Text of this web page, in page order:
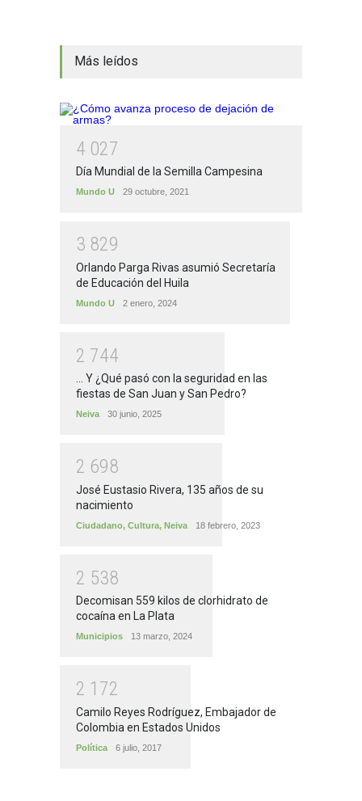
Más leídos
4 027
Día Mundial de la Semilla Campesina
Mundo U 29 octubre, 2021
3 829
Orlando Parga Rivas asumió Secretaría
de Educación del Huila
Mundo U 2 enero, 2024
2 744
... Y ¿Qué pasó con la seguridad en las
fiestas de San Juan y San Pedro?
Neiva 30 junio, 2025
2 698
José Eustasio Rivera, 135 años de su
nacimiento
Ciudadano, Cultura, Neiva 18 febrero, 2023
2 538
Decomisan 559 kilos de clorhidrato de
cocaína en La Plata
Municipios 13 marzo, 2024
2 1 72
Camilo Reyes Rodríguez, Embajador de
Colombia en Estados Unidos
Política 6 julio, 2017